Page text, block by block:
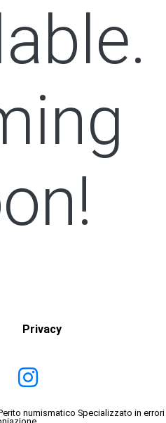
Privacy
numismatico Specializzato in errori